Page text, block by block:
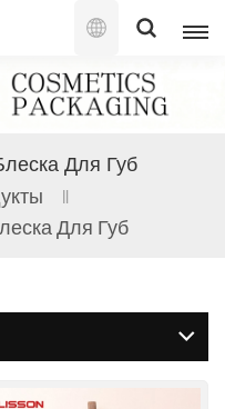
Русский
Для Губ
Для Губ